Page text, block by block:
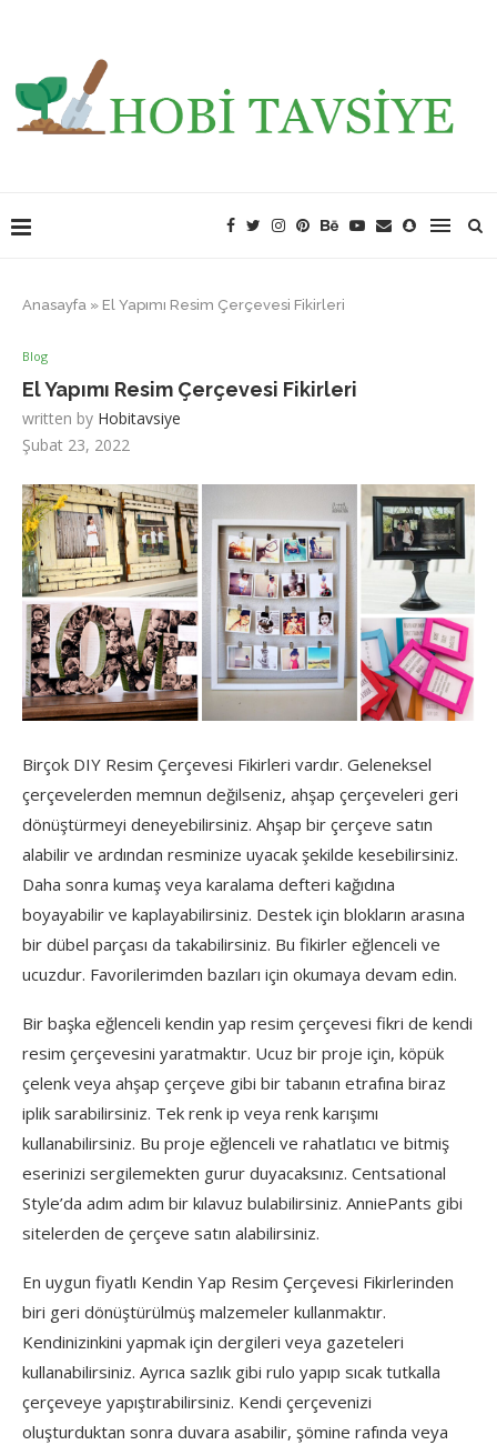
Anasayfa » El Yapımı Resim Çerçevesi Fikirleri
Blog
El Yapımı Resim Çerçevesi Fikirleri
written by Hobitavsiye
Şubat 23, 2022
Birçok DIY Resim Çerçevesi Fikirleri vardır. Geleneksel
çerçevelerden memnun değilseniz, ahşap çerçeveleri geri
dönüştürmeyi deneyebilirsiniz. Ahşap bir çerçeve satın
alabilir ve ardından resminize uyacak şekilde kesebilirsiniz.
Daha sonra kumaş veya karalama defteri kağıdına
boyayabilir ve kaplayabilirsiniz. Destek için blokların arasına
bir dübel parçası da takabilirsiniz. Bu fikirler eğlenceli ve
ucuzdur. Favorilerimden bazıları için okumaya devam edin.
Bir başka eğlenceli kendin yap resim çerçevesi fikri de kendi
resim çerçevesini yaratmaktır. Ucuz bir proje için, köpük
çelenk veya ahşap çerçeve gibi bir tabanın etrafına biraz
iplik sarabilirsiniz. Tek renk ip veya renk karışımı
kullanabilirsiniz. Bu proje eğlenceli ve rahatlatıcı ve bitmiş
eserinizi sergilemekten gurur duyacaksınız. Centsational
Style’da adım adım bir kılavuz bulabilirsiniz. AnniePants gibi
sitelerden de çerçeve satın alabilirsiniz.
En uygun fiyatlı Kendin Yap Resim Çerçevesi Fikirlerinden
biri geri dönüştürülmüş malzemeler kullanmaktır.
Kendinizinkini yapmak için dergileri veya gazeteleri
kullanabilirsiniz. Ayrıca sazlık gibi rulo yapıp sıcak tutkalla
çerçeveye yapıştırabilirsiniz. Kendi çerçevenizi
oluşturduktan sonra duvara asabilir, şömine rafında veya